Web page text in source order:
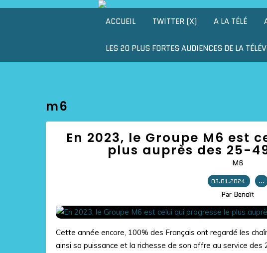
ACCUEIL TWITTER (X) A LA TÉLÉ
LES 20 PLUS FORTES AUDIENCES DE LA
m6
En 2023, le Groupe M6 est
plus auprès des 25-
M6
03.01.2024 …
Par Benoît
Cette année encore, 100% des Français ont regardé les
ainsi sa puissance et la richesse de son offre au service des